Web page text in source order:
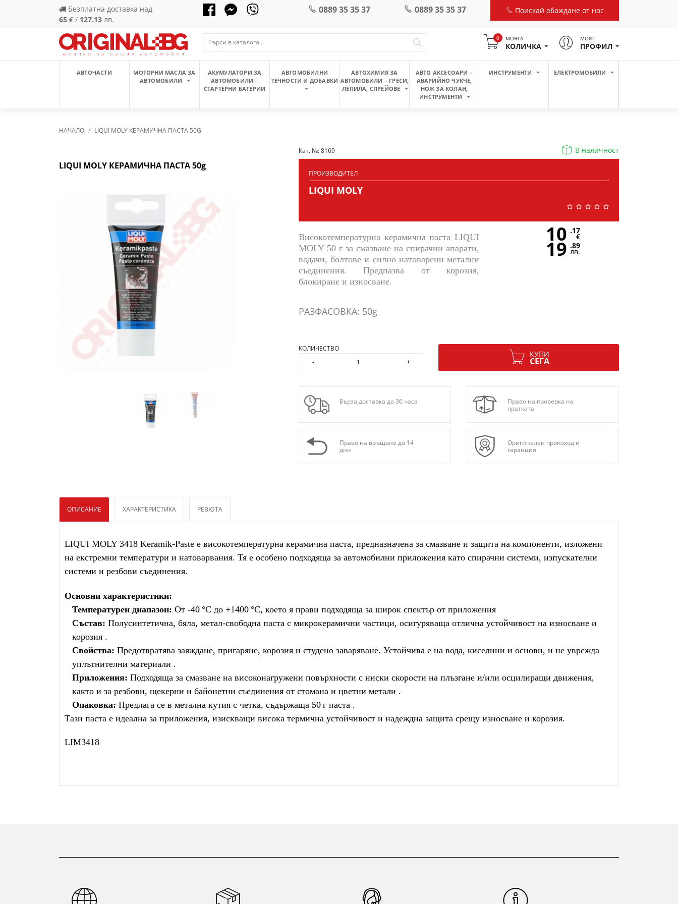
Безплатна доставка над
65 € / 127.13 лв.
0889 35 35 37 0889 35 35 37 Поискай обаждане от нас
0 МОЯТА
КОЛИЧКА
МОЯТ
ПРОФИЛ
АВТОЧАСТИ
МОТОРНИ МАСЛА ЗА
АВТОМОБИЛИ
АКУМУЛАТОРИ ЗА
АВТОМОБИЛИ –
СТАРТЕРНИ БАТЕРИИ
АВТОМОБИЛНИ
ТЕЧНОСТИ И ДОБАВКИ
АВТОХИМИЯ ЗА
АВТОМОБИЛИ – ГРЕСИ,
ЛЕПИЛА, СПРЕЙОВЕ
АВТО АКСЕСОАРИ –
АВАРИЙНО ЧУКЧЕ,
НОЖ ЗА КОЛАН,
ИНСТРУМЕНТИ
ИНСТРУМЕНТИ ЕЛЕКТРОМОБИЛИ
НАЧАЛО LIQUI MOLY КЕРАМИЧНА ПАСТА 50G
LIQUI MOLY КЕРАМИЧНА ПАСТА 50g
Кат. №: 8169 В наличност
ПРОИЗВОДИТЕЛ
LIQUI MOLY
Високотемпературна керамична паста LIQUI
MOLY 50 г за смазване на спирачни апарати,
водачи, болтове и силно натоварени метални
съединения. Предпазва от корозия,
блокиране и износване.
РАЗФАСОВКА: 50g
10 .17
€
19 .89
лв.
КОЛИЧЕСТВО
-
+
КУПИ
СЕГА
Бърза доставка до 36 часа
Право на проверка на
пратката
Право на връщане до 14
дни
Оригинален произход и
гаранция
ОПИСАНИЕ ХАРАКТЕРИСТИКА РЕВЮТА
LIQUI MOLY 3418 Keramik-Paste е високотемпературна керамична паста, предназначена за смазване и защита на компоненти, изложени
на екстремни температури и натоварвания. Тя е особено подходяща за автомобилни приложения като спирачни системи, изпускателни
системи и резбови съединения.
Основни характеристики:
Температурен диапазон: От -40 °C до +1400 °C, което я прави подходяща за широк спектър от приложения
Състав: Полусинтетична, бяла, метал-свободна паста с микрокерамични частици, осигуряваща отлична устойчивост на износване и
корозия .
Свойства: Предотвратява заяждане, пригаряне, корозия и студено заваряване. Устойчива е на вода, киселини и основи, и не уврежда
уплътнителни материали .
Приложения: Подходяща за смазване на високонагружени повърхности с ниски скорости на плъзгане и/или осцилиращи движения,
както и за резбови, щекерни и байонетни съединения от стомана и цветни метали .
Опаковка: Предлага се в метална кутия с четка, съдържаща 50 г паста .
Тази паста е идеална за приложения, изискващи висока термична устойчивост и надеждна защита срещу износване и корозия.
LIM3418